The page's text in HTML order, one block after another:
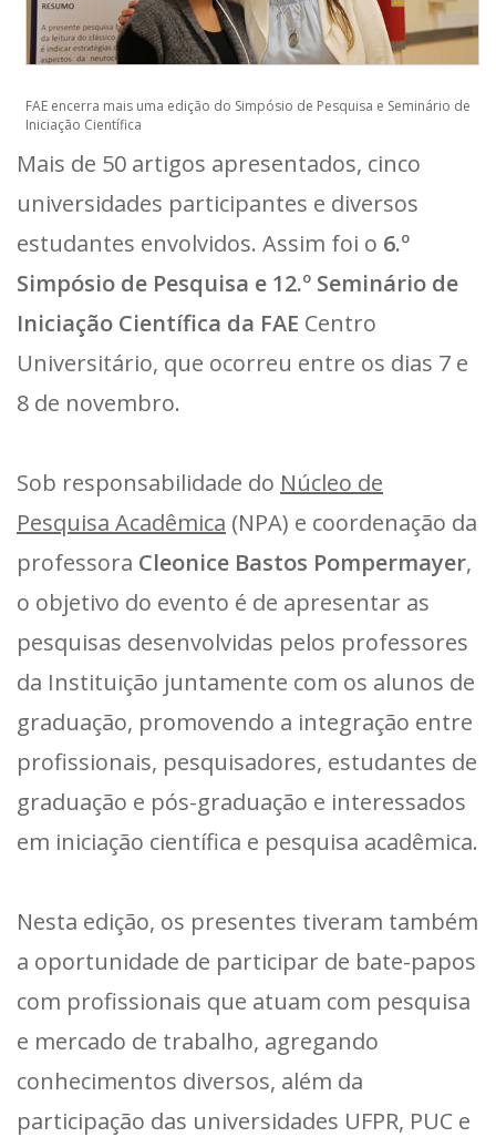
FAE encerra mais uma edição do Simpósio de Pesquisa e Seminário de
Iniciação Científica
Mais de 50 artigos apresentados, cinco
universidades participantes e diversos
estudantes envolvidos. Assim foi o 6.º
Simpósio de Pesquisa e 12.º Seminário de
Iniciação Científica da FAE Centro
Universitário, que ocorreu entre os dias 7 e
8 de novembro.
Sob responsabilidade do Núcleo de
Pesquisa Acadêmica (NPA) e coordenação da
professora Cleonice Bastos Pompermayer,
o objetivo do evento é de apresentar as
pesquisas desenvolvidas pelos professores
da Instituição juntamente com os alunos de
graduação, promovendo a integração entre
profissionais, pesquisadores, estudantes de
graduação e pós-graduação e interessados
em iniciação científica e pesquisa acadêmica.
Nesta edição, os presentes tiveram também
a oportunidade de participar de bate-papos
com profissionais que atuam com pesquisa
e mercado de trabalho, agregando
conhecimentos diversos, além da
participação das universidades UFPR, PUC e